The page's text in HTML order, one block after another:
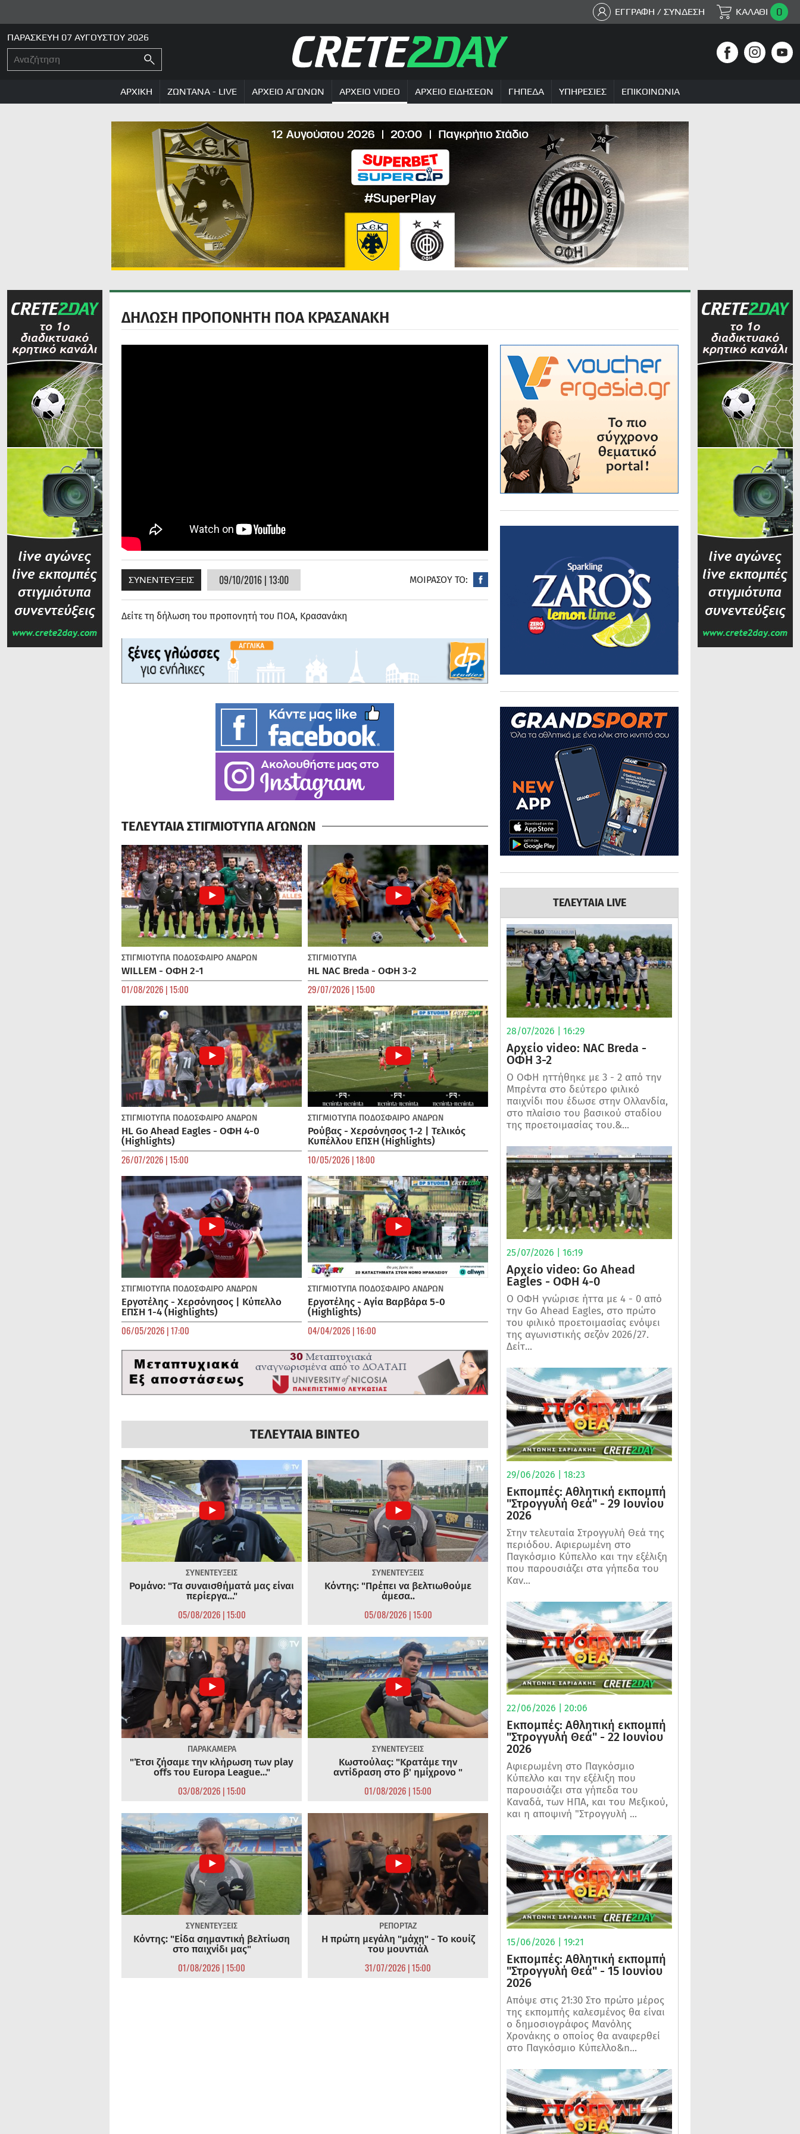
ΕΓΓΡΑΦΗ / ΣΥΝΔΕΣΗ ΚΑΛΑΘΙ 0
ΠΑΡΑΣΚΕΥΗ 07 ΑΥΓΟΥΣΤΟΥ 2026
ΑΡΧΙΚΗ ΖΩΝΤΑΝΑ - LIVE ΑΡΧΕΙΟ ΑΓΩΝΩΝ ΑΡΧΕΙΟ VIDEO ΑΡΧΕΙΟ ΕΙΔΗΣΕΩΝ ΓΗΠΕΔΑ ΥΠΗΡΕΣΙΕΣ ΕΠΙΚΟΙΝΩΝΙΑ
ΔΗΛΩΣΗ ΠΡΟΠΟΝΗΤΗ ΠΟΑ ΚΡΑΣΑΝΑΚΗ
ΣΥΝΕΝΤΕΥΞΕΙΣ 09/10/2016 | 13:00 ΜΟΙΡΑΣΟΥ ΤΟ:
Δείτε τη δήλωση του προπονητή του ΠΟΑ, Κρασανάκη
ΤΕΛΕΥΤΑΙΑ ΣΤΙΓΜΙΟΤΥΠΑ ΑΓΩΝΩΝ
ΣΤΙΓΜΙΟΤΥΠΑ ΠΟΔΌΣΦΑΙΡΟ ΑΝΔΡΏΝ
WILLEM - ΟΦΗ 2-1
01/08/2026 | 15:00
ΣΤΙΓΜΙΟΤΥΠΑ
HL NAC Breda - ΟΦΗ 3-2
29/07/2026 | 15:00
ΣΤΙΓΜΙΟΤΥΠΑ ΠΟΔΌΣΦΑΙΡΟ ΑΝΔΡΏΝ
HL Go Ahead Eagles - ΟΦΗ 4-0
(Highlights)
26/07/2026 | 15:00
ΣΤΙΓΜΙΟΤΥΠΑ ΠΟΔΌΣΦΑΙΡΟ ΑΝΔΡΏΝ
Ρούβας - Χερσόνησος 1-2 | Τελικός
Κυπέλλου ΕΠΣΗ (Highlights)
10/05/2026 | 18:00
ΣΤΙΓΜΙΟΤΥΠΑ ΠΟΔΌΣΦΑΙΡΟ ΑΝΔΡΏΝ
Εργοτέλης - Χερσόνησος | Κύπελλο
ΕΠΣΗ 1-4 (Highlights)
06/05/2026 | 17:00
ΣΤΙΓΜΙΟΤΥΠΑ ΠΟΔΌΣΦΑΙΡΟ ΑΝΔΡΏΝ
Εργοτέλης - Αγία Βαρβάρα 5-0
(Highlights)
04/04/2026 | 16:00
ΤΕΛΕΥΤΑΙΑ ΒΙΝΤΕΟ
ΣΥΝΕΝΤΕΥΞΕΙΣ
Ρομάνο: "Τα συναισθήματά μας είναι
περίεργα..."
05/08/2026 | 15:00
ΣΥΝΕΝΤΕΥΞΕΙΣ
Κόντης: "Πρέπει να βελτιωθούμε
άμεσα..
05/08/2026 | 15:00
ΠΑΡΑΚΑΜΕΡΑ
"Έτσι ζήσαμε την κλήρωση των play
offs του Europa League..."
03/08/2026 | 15:00
ΣΥΝΕΝΤΕΥΞΕΙΣ
Κωστούλας: "Κρατάμε την
αντίδραση στο β' ημίχρονο "
01/08/2026 | 15:00
ΣΥΝΕΝΤΕΥΞΕΙΣ
Κόντης: "Είδα σημαντική βελτίωση
στο παιχνίδι μας"
01/08/2026 | 15:00
ΡΕΠΟΡΤΑΖ
Η πρώτη μεγάλη "μάχη" - Το κουίζ
του μουντιάλ
31/07/2026 | 15:00
ΤΕΛΕΥΤΑΙΑ LIVE
28/07/2026 | 16:29
Αρχείο video: NAC Breda -
ΟΦΗ 3-2
Ο ΟΦΗ ηττήθηκε με 3 - 2 από την
Μπρέντα στο δεύτερο φιλικό
παιχνίδι που έδωσε στην Ολλανδία,
στο πλαίσιο του βασικού σταδίου
της προετοιμασίας του.&...
25/07/2026 | 16:19
Αρχείο video: Go Ahead
Eagles - ΟΦΗ 4-0
Ο ΟΦΗ γνώρισε ήττα με 4 - 0 από
την Go Ahead Eagles, στο πρώτο
του φιλικό προετοιμασίας ενόψει
της αγωνιστικής σεζόν 2026/27.
Δείτ...
29/06/2026 | 18:23
Εκπομπές: Αθλητική εκπομπή
"Στρογγυλή Θεά" - 29 Ιουνίου
2026
Στην τελευταία Στρογγυλή Θεά της
περιόδου. Αφιερωμένη στο
Παγκόσμιο Κύπελλο και την εξέλιξη
που παρουσιάζει στα γήπεδα του
Καν...
22/06/2026 | 20:06
Εκπομπές: Αθλητική εκπομπή
"Στρογγυλή Θεά" - 22 Ιουνίου
2026
Αφιερωμένη στο Παγκόσμιο
Κύπελλο και την εξέλιξη που
παρουσιάζει στα γήπεδα του
Καναδά, των ΗΠΑ, και του Μεξικού,
και η αποψινή "Στρογγυλή ...
15/06/2026 | 19:21
Εκπομπές: Αθλητική εκπομπή
"Στρογγυλή Θεά" - 15 Ιουνίου
2026
Απόψε στις 21:30 Στο πρώτο μέρος
της εκπομπής καλεσμένος θα είναι
ο δημοσιογράφος Μανόλης
Χρονάκης ο οποίος θα αναφερθεί
στο Παγκόσμιο Κύπελλο&n...